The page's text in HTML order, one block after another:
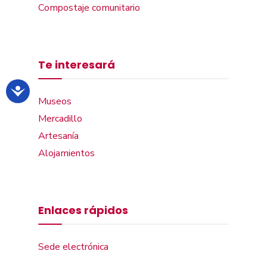
Compostaje comunitario
Te interesará
Museos
Mercadillo
Artesanía
Alojamientos
Enlaces rápidos
Sede electrónica